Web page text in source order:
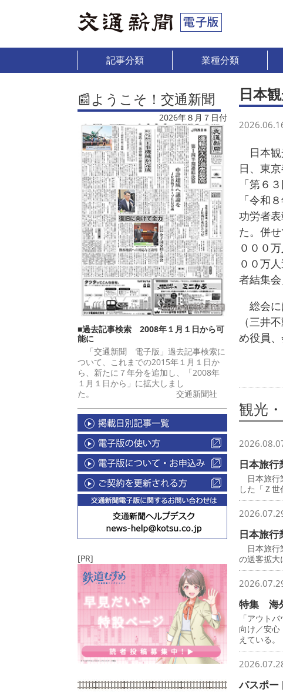
記事分類 業種分類
📰ようこそ！交通新聞
2026年８月７日付
■過去記事検索 2008年１月１日から可
能に
「交通新聞 電子版」過去記事検索に
ついて、これまでの2015年１月１日か
ら、新たに７年分を追加し、「2008年
１月１日から」に拡大しまし
た。 交通新聞社
[PR]
日本
日本観
日、東
「第６
「令和
功労者
た。併
０００
００万
者結集会
総会に
（三井
め役員、
観光
日本旅
日本旅行
した「Ｚ
日本旅
日本旅行
の送客拡大
特集 海
「アウト
向け／安
えている。
パスポ